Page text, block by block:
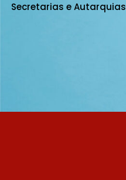
Secretarias e Autarquias